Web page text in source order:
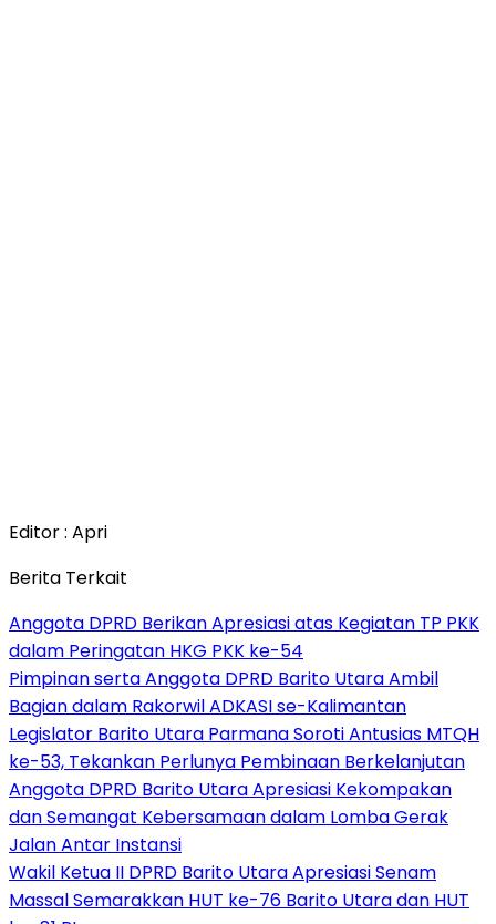
Editor : Apri
Berita Terkait
Anggota DPRD Berikan Apresiasi atas Kegiatan TP PKK
dalam Peringatan HKG PKK ke-54
Pimpinan serta Anggota DPRD Barito Utara Ambil
Bagian dalam Rakorwil ADKASI se-Kalimantan
Legislator Barito Utara Parmana Soroti Antusias MTQH
ke-53, Tekankan Perlunya Pembinaan Berkelanjutan
Anggota DPRD Barito Utara Apresiasi Kekompakan
dan Semangat Kebersamaan dalam Lomba Gerak
Jalan Antar Instansi
Wakil Ketua II DPRD Barito Utara Apresiasi Senam
Massal Semarakkan HUT ke-76 Barito Utara dan HUT